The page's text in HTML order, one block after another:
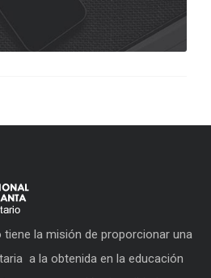
tiene la misión de proporcionar una
a la obtenida en la educación